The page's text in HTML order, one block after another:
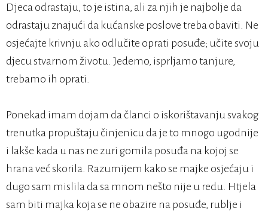
Djeca odrastaju, to je istina, ali za njih je najbolje da
odrastaju znajući da kućanske poslove treba obaviti. Ne
osjećajte krivnju ako odlučite oprati posuđe; učite svoju
djecu stvarnom životu. Jedemo, isprljamo tanjure,
trebamo ih oprati.
Ponekad imam dojam da članci o iskorištavanju svakog
trenutka propuštaju činjenicu da je to mnogo ugodnije
i lakše kada u nas ne zuri gomila posuđa na kojoj se
hrana već skorila. Razumijem kako se majke osjećaju i
dugo sam mislila da sa mnom nešto nije u redu. Htjela
sam biti majka koja se ne obazire na posuđe, rublje i